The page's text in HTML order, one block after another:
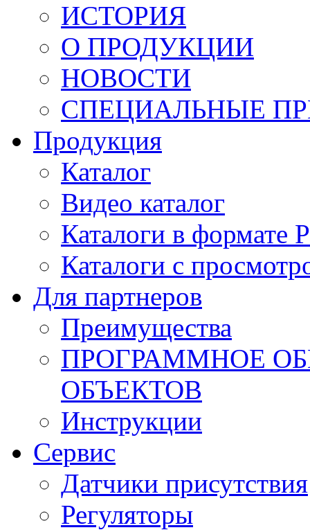
ИСТОРИЯ
О ПРОДУКЦИИ
НОВОСТИ
СПЕЦИАЛЬНЫЕ
Продукция
Каталог
Видео каталог
Каталоги в формате
Каталоги с
Для партнеров
Преимущества
ПРОГРАММНОЕ
ОБЪЕКТОВ
Инструкции
Сервис
Датчики присутствия
Регуляторы